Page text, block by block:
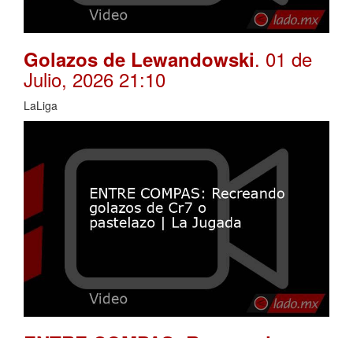
Golazos de Lewandowski. 01 de
Julio, 2026 21:10
LaLiga